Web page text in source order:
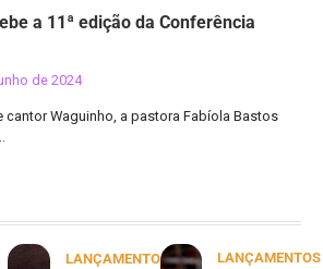
a 11ª edição da Conferência
de 2024
cantor Waguinho, a pastora Fabíola Bastos
LANÇAMENTOS
LANÇAMENTOS